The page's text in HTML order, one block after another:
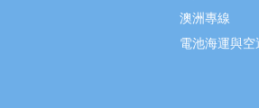
澳洲專線
電池海運與空